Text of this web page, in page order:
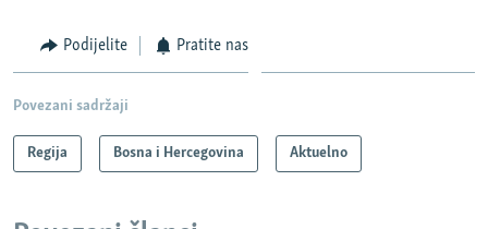
Podijelite Pratite nas
Povezani sadržaji
Regija Bosna i Hercegovina Aktuelno